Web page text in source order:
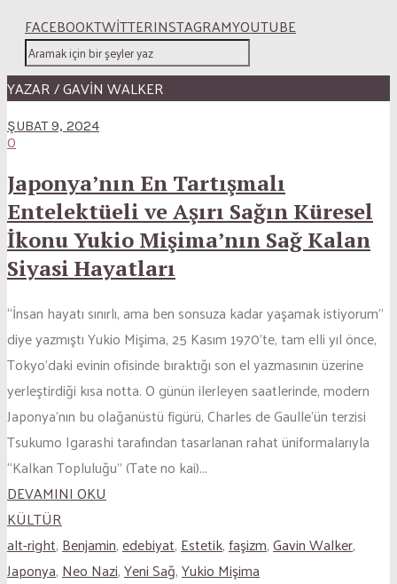
FACEBOOKTWITTERINSTAGRAMYOUTUBE
YAZAR / GAVIN WALKER
ŞUBAT 9, 2024
0
Japonya’nın En Tartışmalı
Entelektüeli ve Aşırı Sağın Küresel
İkonu Yukio Mişima’nın Sağ Kalan
Siyasi Hayatları
“İnsan hayatı sınırlı, ama ben sonsuza kadar yaşamak istiyorum”
diye yazmıştı Yukio Mişima, 25 Kasım 1970’te, tam elli yıl önce,
Tokyo’daki evinin ofisinde bıraktığı son el yazmasının üzerine
yerleştirdiği kısa notta. O günün ilerleyen saatlerinde, modern
Japonya’nın bu olağanüstü figürü, Charles de Gaulle’ün terzisi
Tsukumo Igarashi tarafından tasarlanan rahat üniformalarıyla
“Kalkan Topluluğu” (Tate no kai)...
DEVAMINI OKU
KÜLTÜR
alt-right,Benjamin,edebiyat,Estetik,faşizm,Gavin Walker,
Japonya,Neo Nazi,Yeni Sağ,Yukio Mişima